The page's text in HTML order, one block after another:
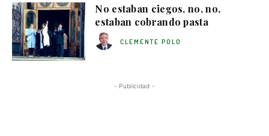
No estaban ciegos, no, no,
estaban cobrando pasta
CLEMENTE POLO
- Publicidad -